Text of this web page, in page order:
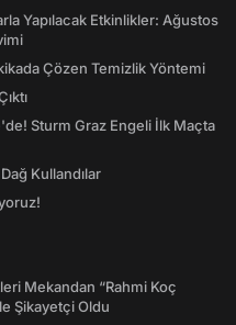
Yapılacak Etkinlikler: Ağustos
Çözen Temizlik Yöntemi
Sturm Graz Engeli İlk Maçta
Kullandılar
Mekandan “Rahmi Koç
Şikayetçi Oldu